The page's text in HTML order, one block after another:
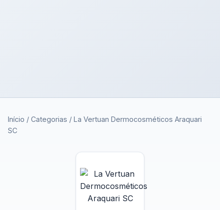
Início / Categorias / La Vertuan Dermocosméticos Araquari
SC